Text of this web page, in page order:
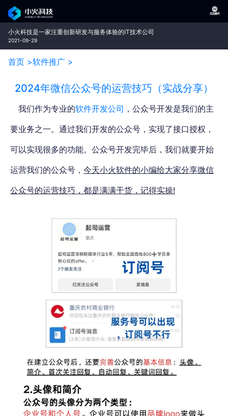
小火科技是一家注重创新研发与服务体验的IT技术公司
2021-09-29
首页 >软件推广 >
2024年微信公众号的运营技巧（实战分享）
我们作为专业的软件开发公司 ，公众号开发是我们的主
要业务之一。 通过我们开发的公众号，实现了接口授权，
可以实现很多的功能。 公众号开发完毕后，我们就要开始
运营我们的公众号， 今天小火软件的小编给大家分享微信
公众号的运营技巧，都是满满干货，记得实操!